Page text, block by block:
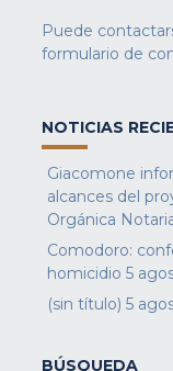
Puede
formulario de
NOTICIAS
Giacomone
alcances del
Orgánica
Comodoro:
homicidio 5
(sin título) 5
BÚSQUEDA